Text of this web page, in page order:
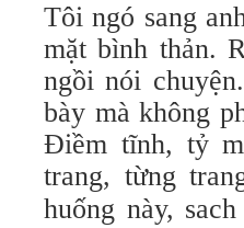
Tôi ngó sang
mặt bình thản.
ngồi nói
bày mà không
Điềm tĩnh, tỷ
trang, từng
huống này,